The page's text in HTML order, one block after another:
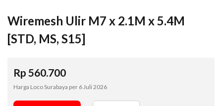
Wiremesh Ulir M7 x 2.1M x 5.4M
[STD, MS, S15]
Rp 560.700
Harga Loco Surabaya per 6 Juli 2026